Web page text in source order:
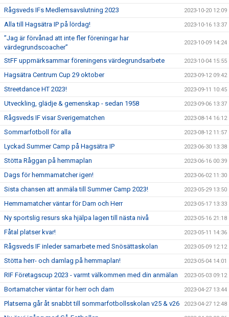
Rågsveds IFs Medlemsavslutning 2023 2023-10-20 12:09
Alla till Hagsätra IP på lördag! 2023-10-16 13:37
”Jag är förvånad att inte fler föreningar har
värdegrundscoacher”
2023-10-09 14:24
StFF uppmärksammar föreningens värdegrundsarbete 2023-10-04 15:55
Hagsätra Centrum Cup 29 oktober 2023-09-12 09:42
Streetdance HT 2023! 2023-09-11 10:45
Utveckling, glädje & gemenskap - sedan 1958 2023-09-06 13:37
Rågsveds IF visar Sverigematchen 2023-08-14 16:12
Sommarfotboll för alla 2023-08-12 11:57
Lyckad Summer Camp på Hagsätra IP 2023-06-30 13:38
Stötta Råggan på hemmaplan 2023-06-16 00:39
Dags för hemmamatcher igen! 2023-06-02 11:30
Sista chansen att anmäla till Summer Camp 2023! 2023-05-29 13:50
Hemmamatcher väntar för Dam och Herr 2023-05-17 13:33
Ny sportslig resurs ska hjälpa lagen till nästa nivå 2023-05-16 21:18
Fåtal platser kvar! 2023-05-11 14:36
Rågsveds IF inleder samarbete med Snösättaskolan 2023-05-09 12:12
Stötta herr- och damlag på hemmaplan! 2023-05-04 14:01
RIF Företagscup 2023 - varmt välkommen med din anmälan 2023-05-03 09:12
Bortamatcher väntar för herr och dam 2023-04-27 13:44
Platserna går åt snabbt till sommarfotbollsskolan v25 & v26 2023-04-27 12:48